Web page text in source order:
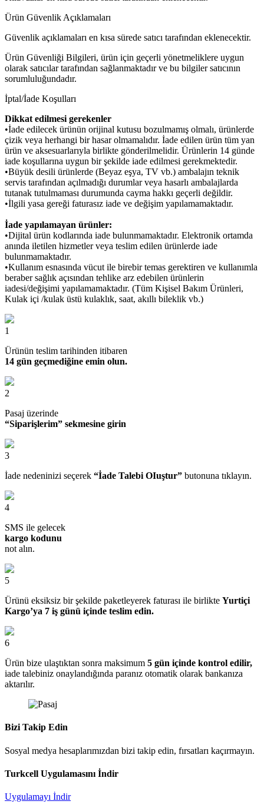
Ürün Güvenlik Açıklamaları
Güvenlik açıklamaları en kısa sürede satıcı tarafından eklenecektir.
Ürün Güvenliği Bilgileri, ürün için geçerli yönetmeliklere uygun
olarak satıcılar tarafından sağlanmaktadır ve bu bilgiler satıcının
sorumluluğundadır.
İptal/İade Koşulları
Dikkat edilmesi gerekenler
•İade edilecek ürünün orijinal kutusu bozulmamış olmalı, ürünlerde
çizik veya herhangi bir hasar olmamalıdır. İade edilen ürün tüm yan
ürün ve aksesuarlarıyla birlikte gönderilmelidir. Ürünlerin 14 günde
iade koşullarına uygun bir şekilde iade edilmesi gerekmektedir.
•Büyük desili ürünlerde (Beyaz eşya, TV vb.) ambalajın teknik
servis tarafından açılmadığı durumlar veya hasarlı ambalajlarda
tutanak tutulmaması durumunda cayma hakkı geçerli değildir.
•İlgili yasa gereği faturasız iade ve değişim yapılamamaktadır.
İade yapılamayan ürünler:
•Dijital ürün kodlarında iade bulunmamaktadır. Elektronik ortamda
anında iletilen hizmetler veya teslim edilen ürünlerde iade
bulunmamaktadır.
•Kullanım esnasında vücut ile birebir temas gerektiren ve kullanımla
beraber sağlık açısından tehlike arz edebilen ürünlerin
iadesi/değişimi yapılamamaktadır. (Tüm Kişisel Bakım Ürünleri,
Kulak içi /kulak üstü kulaklık, saat, akıllı bileklik vb.)
1
Ürünün teslim tarihinden itibaren
14 gün geçmediğine emin olun.
2
Pasaj üzerinde
“Siparişlerim” sekmesine girin
3
İade nedeninizi seçerek “İade Talebi OIuştur” butonuna tıklayın.
4
SMS ile gelecek
kargo kodunu
not alın.
5
Ürünü eksiksiz bir şekilde paketleyerek faturası ile birlikte Yurtiçi
Kargo’ya 7 iş günü içinde teslim edin.
6
Ürün bize ulaştıktan sonra maksimum 5 gün içinde kontrol edilir,
iade talebiniz onaylandığında paranız otomatik olarak bankanıza
aktarılır.
Bizi Takip Edin
Sosyal medya hesaplarımızdan bizi takip edin, fırsatları kaçırmayın.
Turkcell Uygulamasını İndir
Uygulamayı İndir